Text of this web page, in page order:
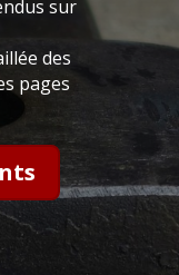
sur
des
pages